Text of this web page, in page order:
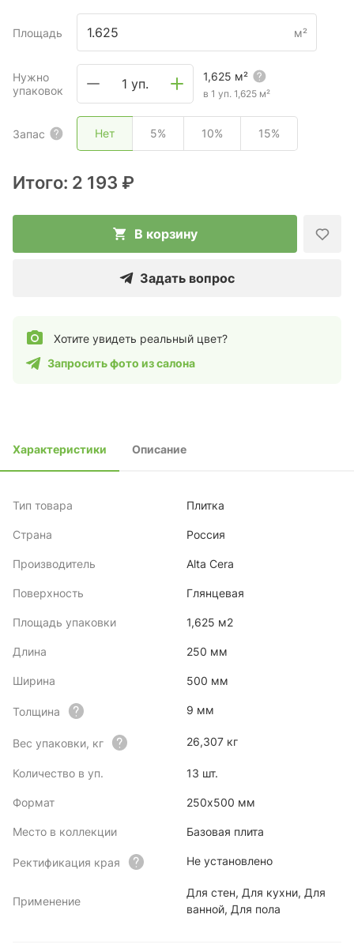
Площадь м²
Нужно
упаковок
1 уп. 1,625 м²
в 1 уп. 1,625 м²
Запас Нет 5% 10% 15%
Итого: 2 193 ₽
В корзину
Задать вопрос
Хотите увидеть реальный цвет?
Запросить фото из салона
Характеристики Описание
Тип товара Плитка
Страна Россия
Производитель Alta Cera
Поверхность Глянцевая
Площадь упаковки 1,625 м2
Длина 250 мм
Ширина 500 мм
Толщина 9 мм
Вес упаковки, кг 26,307 кг
Количество в уп. 13 шт.
Формат 250х500 мм
Место в коллекции Базовая плита
Ректификация края Не установлено
Применение
Для стен, Для кухни, Для
ванной, Для пола